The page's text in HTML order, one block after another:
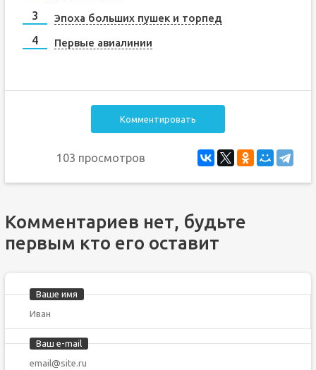
Эпоха больших пушек и торпед
Первые авиалинии
Комментировать
103 просмотров
Комментариев нет, будьте
первым кто его оставит
Ваше имя
Ваш e-mail